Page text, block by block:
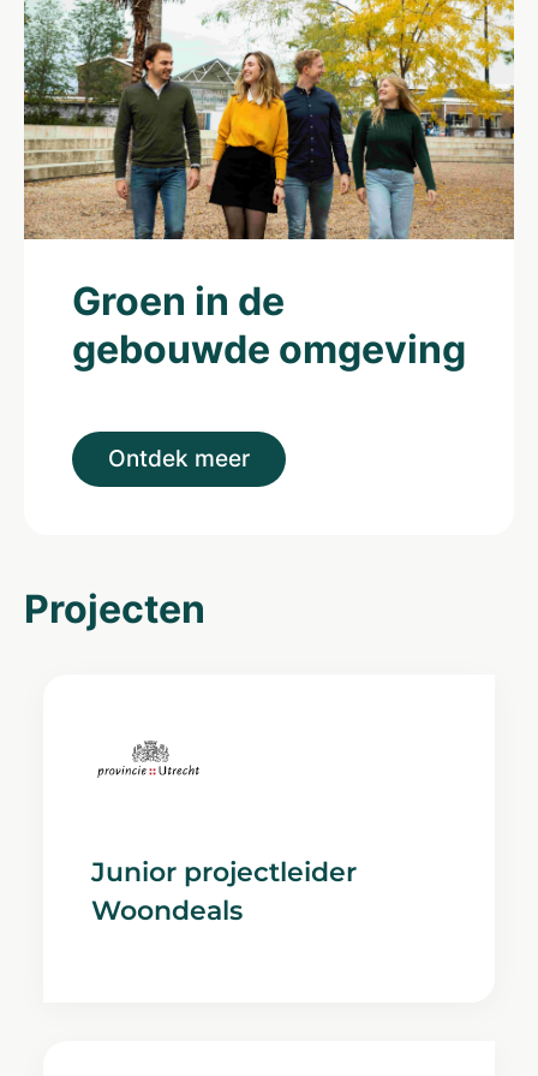
Groen in de
gebouwde omgeving
Ontdek meer
Projecten
Junior projectleider
Woondeals